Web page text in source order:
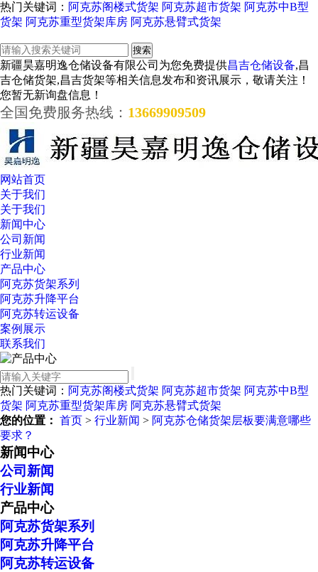
热门关键词： 阿克苏阁楼式货架 阿克苏超市货架 阿克苏中B型
货架 阿克苏重型货架库房 阿克苏悬臂式货架
新疆昊嘉明逸仓储设备有限公司为您免费提供昌吉仓储设备,昌
吉仓储货架,昌吉货架等相关信息发布和资讯展示，敬请关注！
您暂无新询盘信息！
全国免费服务热线： 13669909509
网站首页
关于我们
关于我们
新闻中心
公司新闻
行业新闻
产品中心
阿克苏货架系列
阿克苏升降平台
阿克苏转运设备
案例展示
联系我们
热门关键词： 阿克苏阁楼式货架 阿克苏超市货架 阿克苏中B型
货架 阿克苏重型货架库房 阿克苏悬臂式货架
您的位置： 首页 > 行业新闻 > 阿克苏仓储货架层板要满意哪些
要求？
新闻中心
公司新闻
行业新闻
产品中心
阿克苏货架系列
阿克苏升降平台
阿克苏转运设备